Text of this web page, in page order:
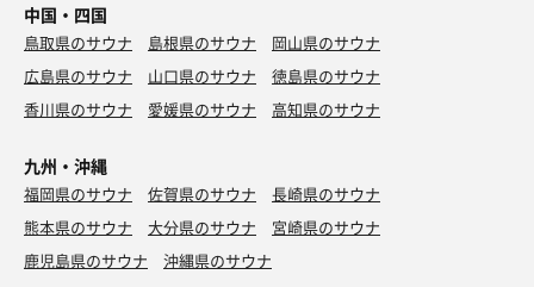
中国・四国
鳥取県のサウナ 島根県のサウナ
岡山県のサウナ
広島県のサウナ
山口県のサウナ
徳島県のサウナ
香川県のサウナ
愛媛県のサウナ 高知県のサウナ
九州・沖縄
福岡県のサウナ 佐賀県のサウナ
長崎県のサウナ
熊本県のサウナ
大分県のサウナ
宮崎県のサウナ
鹿児島県のサウナ
沖縄県のサウナ